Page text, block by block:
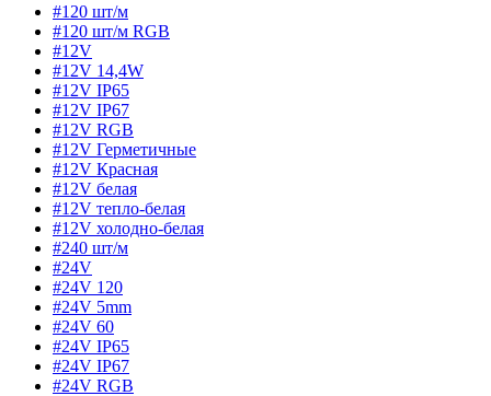
#120 шт/м
#120 шт/м RGB
#12V
#12V 14,4W
#12V IP65
#12V IP67
#12V RGB
#12V Герметичные
#12V Красная
#12V белая
#12V тепло-белая
#12V холодно-белая
#240 шт/м
#24V
#24V 120
#24V 5mm
#24V 60
#24V IP65
#24V IP67
#24V RGB